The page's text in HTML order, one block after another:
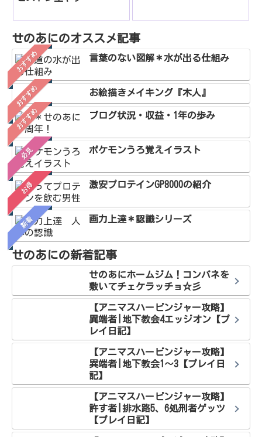
せのあにのオススメ記事
おすすめ 言葉のない図解＊水が出る仕組み
おすすめ お絵描きメイキング『木人』
おすすめ ブログ状況・収益・1年の歩み
必見 ポケモンうろ覚えイラスト
お得 激安プロテインGP8000の紹介
新着 画力上達＊認識シリーズ
せのあにの新着記事
せのあにホームジム！コンパネを
敷いてチェケラッチョ☆彡
【アニマスハービンジャー攻略】
異端者|地下教会4エッジオン【プ
レイ日記】
【アニマスハービンジャー攻略】
異端者|地下教会1～3【プレイ日
記】
【アニマスハービンジャー攻略】
許す者|排水路5、6処刑者ゲッツ
【プレイ日記】